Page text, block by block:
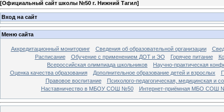
[Официальный сайт школы №50 г. Нижний Тагил]
Вход на сайт
Меню сайта
Аккредитационный мониторинг Сведения об образовательной организации
Расписание
Обучение с применением ДОТ и ЭО Горячее питание
Всероссийская олимпиада школьников
Научно-практическая
Оценка качества образования
Дополнительное образование детей и взрослых
Правовое воспитание
Психолого-педагогическая, медицинская и
Наставничество в МБОУ СОШ №50
Интернет-приёмная МБО СОШ